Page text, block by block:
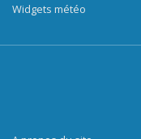
Widgets météo